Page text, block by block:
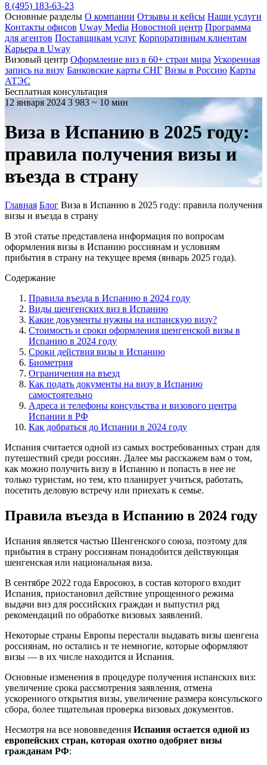
8 (495) 183-63-23
Основные разделы О компании Отзывы и кейсы Наши услуги
Контакты офисов Uway Media Новостной центр Программа
для агентов Поставщикам услуг Корпоративным клиентам
Карьера в Uway
Визовый центр Оформление виз в 60+ стран мира Ускоренная
запись на визу Банковские карты СНГ Визы в Россию Карты
АТЭС
Бесплатная консультация
12 января 2024 3 983 ~ 10 мин
Виза в Испанию в 2025 году:
правила получения визы и
въезда в страну
Главная Блог Виза в Испанию в 2025 году: правила получения
визы и въезда в страну
В этой статье представлена информация по вопросам
оформления визы в Испанию россиянам и условиям
прибытия в страну на текущее время (январь 2025 года).
Содержание
Правила въезда в Испанию в 2024 году
Виды шенгенских виз в Испанию
Какие документы нужны на испанскую визу?
Стоимость и сроки оформления шенгенской визы в
Испанию в 2024 году
Сроки действия визы в Испанию
Биометрия
Ограничения на въезд
Как подать документы на визу в Испанию
самостоятельно
Адреса и телефоны консульства и визового центра
Испании в РФ
Как добраться до Испании в 2024 году
Испания считается одной из самых востребованных стран для
путешествий среди россиян. Далее мы расскажем вам о том,
как можно получить визу в Испанию и попасть в нее не
только туристам, но тем, кто планирует учиться, работать,
посетить деловую встречу или приехать к семье.
Правила въезда в Испанию в 2024 году
Испания является частью Шенгенского союза, поэтому для
прибытия в страну россиянам понадобится действующая
шенгенская или национальная виза.
В сентябре 2022 года Евросоюз, в состав которого входит
Испания, приостановил действие упрощенного режима
выдачи виз для российских граждан и выпустил ряд
рекомендаций по обработке визовых заявлений.
Некоторые страны Европы перестали выдавать визы шенгена
россиянам, но остались и те немногие, которые оформляют
визы — в их числе находится и Испания.
Основные изменения в процедуре получения испанских виз:
увеличение срока рассмотрения заявления, отмена
ускоренного открытия визы, увеличение размера консульского
сбора, более тщательная проверка визовых документов.
Несмотря на все нововведения Испания остается одной из
европейских стран, которая охотно одобряет визы
гражданам РФ: